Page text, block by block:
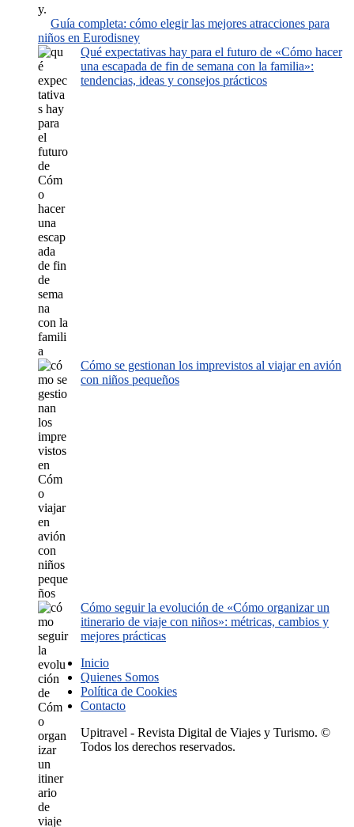
Guía completa: cómo elegir las mejores atracciones para
niños en Eurodisney
Qué expectativas hay para el futuro de «Cómo hacer
una escapada de fin de semana con la familia»:
tendencias, ideas y consejos prácticos
Cómo se gestionan los imprevistos al viajar en avión
con niños pequeños
Cómo seguir la evolución de «Cómo organizar un
itinerario de viaje con niños»: métricas, cambios y
mejores prácticas
Inicio
Quienes Somos
Política de Cookies
Contacto
Upitravel - Revista Digital de Viajes y Turismo. ©
Todos los derechos reservados.